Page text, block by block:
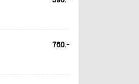
760.-